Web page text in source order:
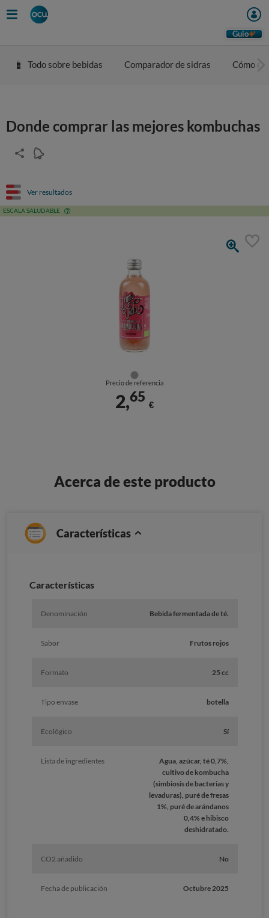
Guio
Todo sobre bebidas Comparador de sidras Cómo
Donde comprar las mejores kombuchas
Ver resultados
ESCALA SALUDABLE
Precio de referencia
2,65
€
Acerca de este producto
Características
Características
Denominación Bebida fermentada de té.
Sabor Frutos rojos
Formato 25 cc
Tipo envase botella
Ecológico Sí
Lista de ingredientes
Agua, azúcar, té 0,7%,
cultivo de kombucha
(simbiosis de bacterias y
levaduras), puré de fresas
1%, puré de arándanos
0,4% e hibisco
deshidratado.
CO2 añadido No
Fecha de publicación Octubre 2025